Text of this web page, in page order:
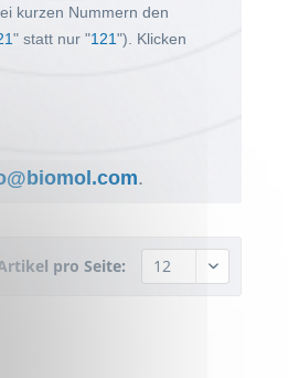
kurzen Nummern den
" statt nur "121"). Klicken
.
pro Seite: